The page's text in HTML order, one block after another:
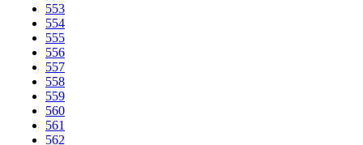
553
554
555
556
557
558
559
560
561
562